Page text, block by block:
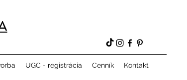
UGC - registrácia Cenník Kontakt